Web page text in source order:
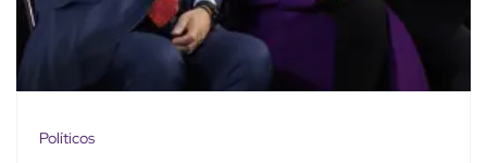
Políticos